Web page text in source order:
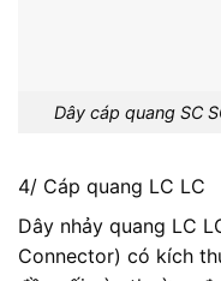
Dây cáp quang SC
4/ Cáp quang LC LC
Dây nhảy quang LC
Connector) có kích